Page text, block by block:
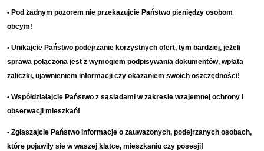
• Pod żadnym pozorem nie przekazujcie Państwo pieniędzy osobom
obcym!
• Unikajcie Państwo podejrzanie korzystnych ofert, tym bardziej, jeżeli
sprawa połączona jest z wymogiem podpisywania dokumentów, wpłata
zaliczki, ujawnieniem informacji czy okazaniem swoich oszczędności!
• Współdziałajcie Państwo z sąsiadami w zakresie wzajemnej ochrony i
obserwacji mieszkań!
• Zgłaszajcie Państwo informacje o zauważonych, podejrzanych osobach,
które pojawiły sie w waszej klatce, mieszkaniu czy posesji!